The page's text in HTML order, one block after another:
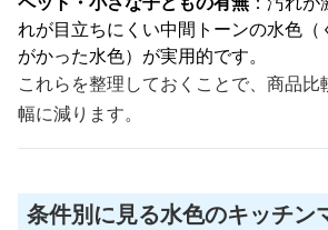
れが目立ちにくい中間トーンの水色（
がかった水色）が実用的です。
これらを整理しておくことで、商品
幅に減ります。
条件別に見る水色のキッチン